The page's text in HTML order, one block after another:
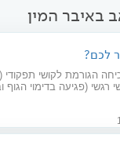
באיבר המין
לכם?
הגורמת לקושי תפקודי
רגשי (פגיעה בדימוי הגוף